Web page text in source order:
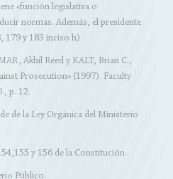
«función legislativa o
normas. Además, el presidente
179 y 183 inciso h)
Akhil Reed y KALT, Brian C.,
Prosecution» (1997). Faculty
p. 12.
de la Ley Orgánica del Ministerio
y 156 de la Constitución.
Público.